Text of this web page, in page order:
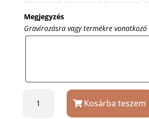
Megjegyzés
Gravírozásra vagy termékre vonatkozó
fényképes
Kosárba teszem